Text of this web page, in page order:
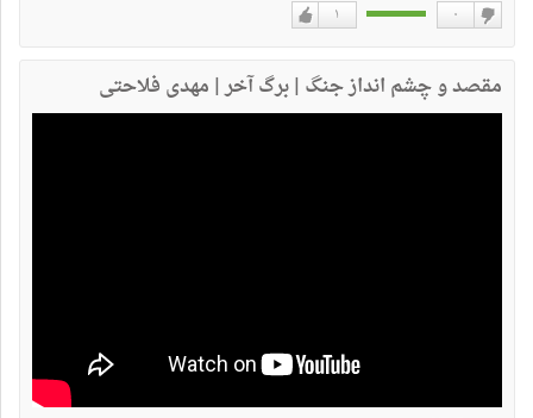
۱ ۰
مقصد و چشم انداز جنگ | برگ آخر | مهدی فلاحتی